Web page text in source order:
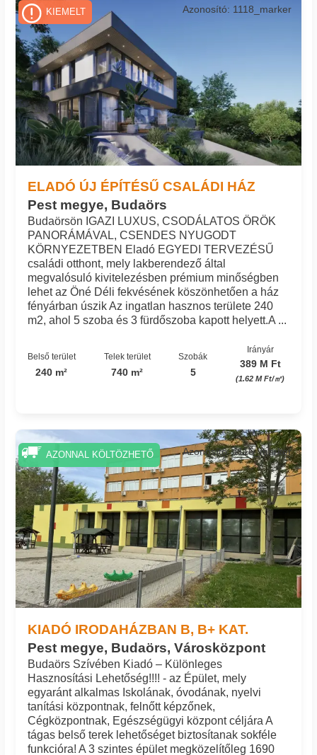
ELADÓ ÚJ ÉPÍTÉSŰ CSALÁDI HÁZ
Pest megye, Budaörs
Azonosító: 1118_marker
Budaörsön IGAZI LUXUS, CSODÁLATOS ÖRÖK
PANORÁMÁVAL, CSENDES NYUGODT
KÖRNYEZETBEN Eladó EGYEDI TERVEZÉSŰ
családi otthont, mely lakberendező által
megvalósuló kivitelezésben prémium minőségben
lehet az Öné Déli fekvésének köszönhetően a ház
fényárban úszik Az ingatlan hasznos területe 240
m2, ahol 5 szoba és 3 fürdőszoba kapott helyett.A ...
Belső terület
240 m²
Telek terület
740 m²
Szobák
5
Irányár
389 M Ft
(1.62 M Ft/㎡)
KIEMELT
KIADÓ IRODAHÁZBAN B, B+ KAT.
Pest megye, Budaörs, Városközpont
Azonosító: 1116_marker
Budaörs Szívében Kiadó – Különleges
Hasznosítási Lehetőség!!!! - az Épület, mely
egyaránt alkalmas Iskolának, óvodának, nyelvi
tanítási központnak, felnőtt képzőnek,
Cégközpontnak, Egészségügyi központ céljára A
tágas belső terek lehetőséget biztosítanak sokféle
funkcióra! A 3 szintes épület megközelítőleg 1690
AZONNAL KÖLTÖZHETŐ